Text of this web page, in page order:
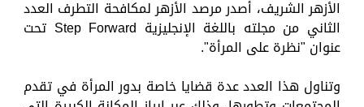
الأزهر الشريف، أصدر مرصد الأزهر لمكافحة التطرف العدد
الثاني من مجلته باللغة الإنجليزية Step Forward تحت
عنوان "نظرة على المرأة".
وتناول هذا العدد عدة قضايا خاصة بدور المرأة في تقدم